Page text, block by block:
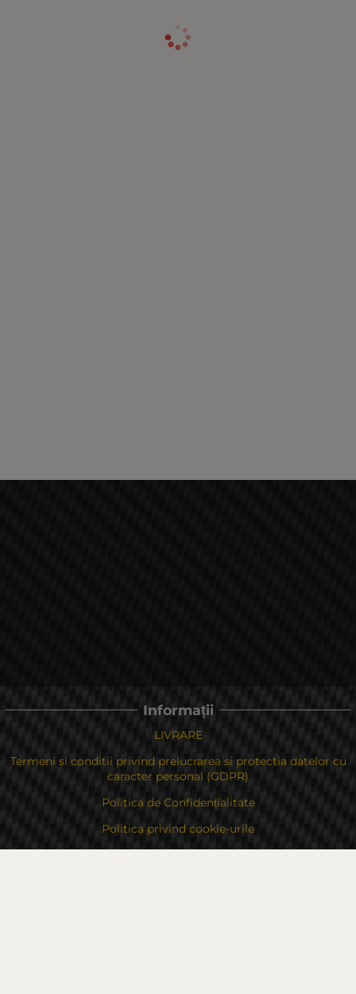
Informații
LIVRARE
Termeni si conditii privind prelucrarea si protectia datelor cu
caracter personal (GDPR)
Politica de Confidențialitate
Politica privind cookie-urile